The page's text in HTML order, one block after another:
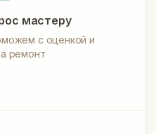
мастеру
с оценкой и
ремонт